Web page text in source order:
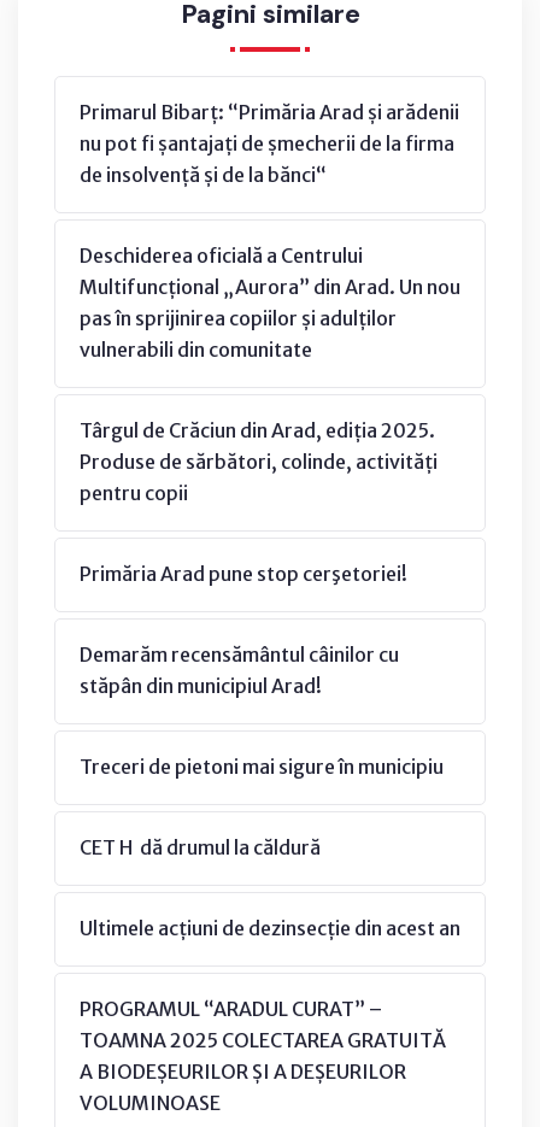
Pagini similare
Primarul Bibarț: “Primăria Arad și arădenii
nu pot fi șantajați de șmecherii de la firma
de insolvență și de la bănci“
Deschiderea oficială a Centrului
Multifuncțional „Aurora” din Arad. Un nou
pas în sprijinirea copiilor și adulților
vulnerabili din comunitate
Târgul de Crăciun din Arad, ediția 2025.
Produse de sărbători, colinde, activități
pentru copii
Primăria Arad pune stop cerşetoriei!
Demarăm recensământul câinilor cu
stăpân din municipiul Arad!
Treceri de pietoni mai sigure în municipiu
CET H dă drumul la căldură
Ultimele acțiuni de dezinsecție din acest an
PROGRAMUL “ARADUL CURAT” –
TOAMNA 2025 COLECTAREA GRATUITĂ
A BIODEȘEURILOR ȘI A DEȘEURILOR
VOLUMINOASE